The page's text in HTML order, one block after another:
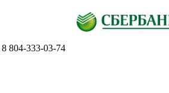
8 804-333-03-74